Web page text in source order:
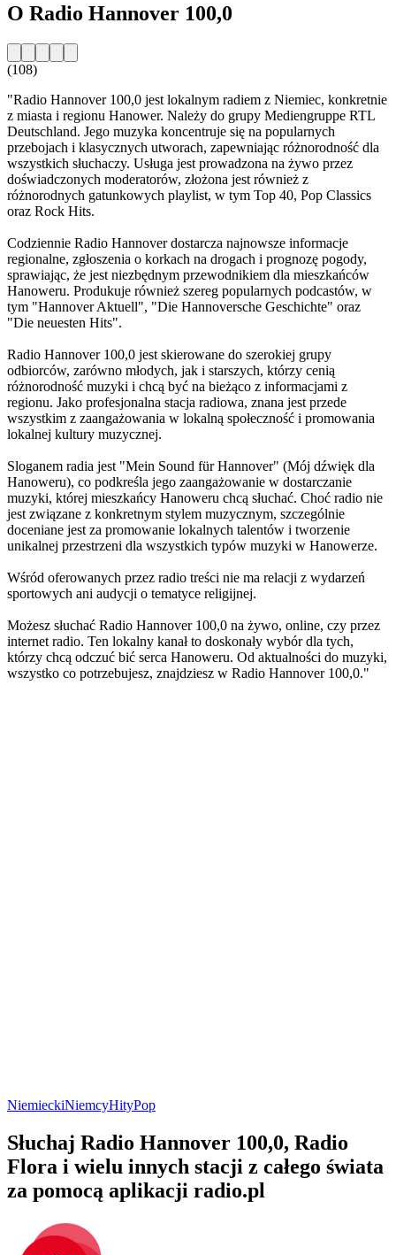
O Radio Hannover 100,0
(108)
"Radio Hannover 100,0 jest lokalnym radiem z Niemiec, konkretnie
z miasta i regionu Hanower. Należy do grupy Mediengruppe RTL
Deutschland. Jego muzyka koncentruje się na popularnych
przebojach i klasycznych utworach, zapewniając różnorodność dla
wszystkich słuchaczy. Usługa jest prowadzona na żywo przez
doświadczonych moderatorów, złożona jest również z
różnorodnych gatunkowych playlist, w tym Top 40, Pop Classics
oraz Rock Hits.
Codziennie Radio Hannover dostarcza najnowsze informacje
regionalne, zgłoszenia o korkach na drogach i prognozę pogody,
sprawiając, że jest niezbędnym przewodnikiem dla mieszkańców
Hanoweru. Produkuje również szereg popularnych podcastów, w
tym "Hannover Aktuell", "Die Hannoversche Geschichte" oraz
"Die neuesten Hits".
Radio Hannover 100,0 jest skierowane do szerokiej grupy
odbiorców, zarówno młodych, jak i starszych, którzy cenią
różnorodność muzyki i chcą być na bieżąco z informacjami z
regionu. Jako profesjonalna stacja radiowa, znana jest przede
wszystkim z zaangażowania w lokalną społeczność i promowania
lokalnej kultury muzycznej.
Sloganem radia jest "Mein Sound für Hannover" (Mój dźwięk dla
Hanoweru), co podkreśla jego zaangażowanie w dostarczanie
muzyki, której mieszkańcy Hanoweru chcą słuchać. Choć radio nie
jest związane z konkretnym stylem muzycznym, szczególnie
doceniane jest za promowanie lokalnych talentów i tworzenie
unikalnej przestrzeni dla wszystkich typów muzyki w Hanowerze.
Wśród oferowanych przez radio treści nie ma relacji z wydarzeń
sportowych ani audycji o tematyce religijnej.
Możesz słuchać Radio Hannover 100,0 na żywo, online, czy przez
internet radio. Ten lokalny kanał to doskonały wybór dla tych,
którzy chcą odczuć bić serca Hanoweru. Od aktualności do muzyki,
wszystko co potrzebujesz, znajdziesz w Radio Hannover 100,0."
NiemieckiNiemcyHityPop
Słuchaj Radio Hannover 100,0, Radio
Flora i wielu innych stacji z całego świata
za pomocą aplikacji radio.pl